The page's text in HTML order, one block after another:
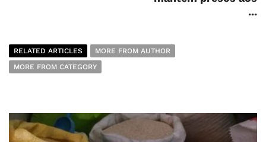
...
RELATED ARTICLES
MORE FROM AUTHOR
MORE FROM CATEGORY